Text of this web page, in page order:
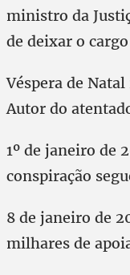
ministro da
de deixar o
Véspera de
Autor do
1º de janeiro de
conspiração
8 de janeiro de
milhares de